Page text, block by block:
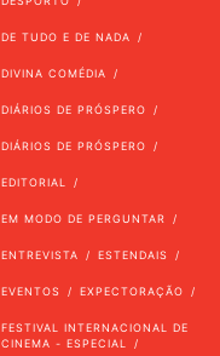
DE TUDO E DE NADA
DIVINA COMÉDIA
DIÁRIOS DE PRÓSPERO
DIÁRIOS DE PRÓSPERO
EDITORIAL
EM MODO DE PERGUNTAR
ENTREVISTA ESTENDAIS
EVENTOS EXPECTORAÇÃO
FESTIVAL INTERNACIONAL DE
CINEMA - ESPECIAL